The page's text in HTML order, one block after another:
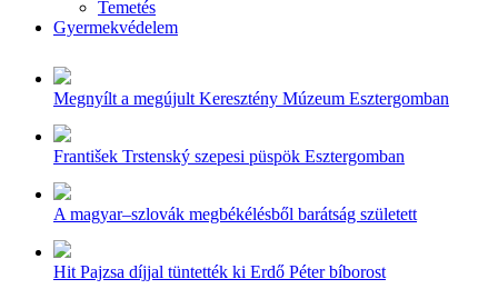
Temetés
Gyermekvédelem
Megnyílt a megújult Keresztény Múzeum Esztergomban
František Trstenský szepesi püspök Esztergomban
A magyar–szlovák megbékélésből barátság született
Hit Pajzsa díjjal tüntették ki Erdő Péter bíborost